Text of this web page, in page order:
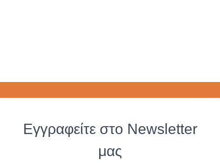
Εγγραφείτε στο Newsletter
μας